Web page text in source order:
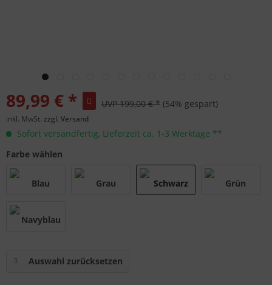
89,99 € * UVP 199,00 € * (54% gespart)
inkl. MwSt. zzgl. Versand
Sofort versandfertig, Lieferzeit ca. 1-3 Werktage **
Farbe wählen
Auswahl zurücksetzen